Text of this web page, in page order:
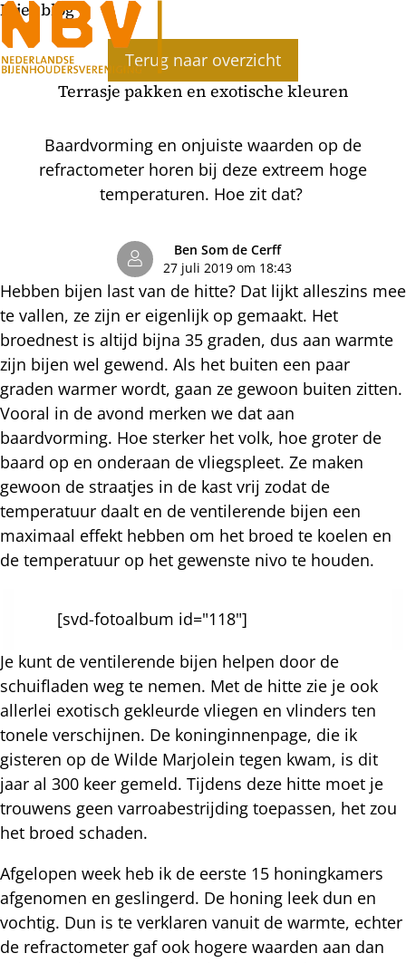
Bijenblog
Terug naar overzicht
Terrasje pakken en exotische kleuren
Baardvorming en onjuiste waarden op de
refractometer horen bij deze extreem hoge
temperaturen. Hoe zit dat?
Ben Som de Cerff
27 juli 2019 om 18:43
Hebben bijen last van de hitte? Dat lijkt alleszins mee
te vallen, ze zijn er eigenlijk op gemaakt. Het
broednest is altijd bijna 35 graden, dus aan warmte
zijn bijen wel gewend. Als het buiten een paar
graden warmer wordt, gaan ze gewoon buiten zitten.
Vooral in de avond merken we dat aan
baardvorming. Hoe sterker het volk, hoe groter de
baard op en onderaan de vliegspleet. Ze maken
gewoon de straatjes in de kast vrij zodat de
temperatuur daalt en de ventilerende bijen een
maximaal effekt hebben om het broed te koelen en
de temperatuur op het gewenste nivo te houden.
[svd-fotoalbum id="118"]
Je kunt de ventilerende bijen helpen door de
schuifladen weg te nemen. Met de hitte zie je ook
allerlei exotisch gekleurde vliegen en vlinders ten
tonele verschijnen. De koninginnenpage, die ik
gisteren op de Wilde Marjolein tegen kwam, is dit
jaar al 300 keer gemeld. Tijdens deze hitte moet je
trouwens geen varroabestrijding toepassen, het zou
het broed schaden.
Afgelopen week heb ik de eerste 15 honingkamers
afgenomen en geslingerd. De honing leek dun en
vochtig. Dun is te verklaren vanuit de warmte, echter
de refractometer gaf ook hogere waarden aan dan